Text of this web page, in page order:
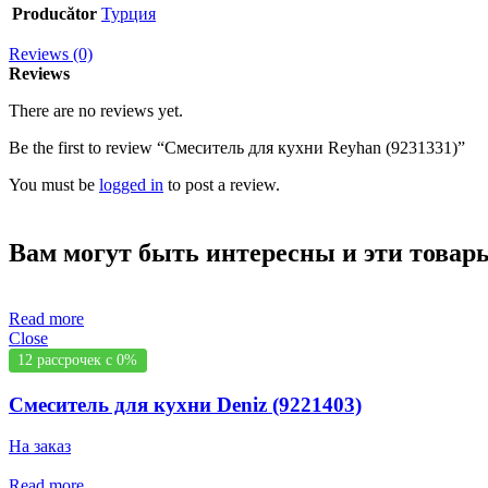
Producător Турция
Reviews (0)
Reviews
There are no reviews yet.
Be the first to review “Смеситель для кухни Reyhan (9231331)”
You must be logged in to post a review.
Вам могут быть интересны и эти
Read more
Close
12 рассрочек с 0%
Смеситель для кухни Deniz (9221403)
На заказ